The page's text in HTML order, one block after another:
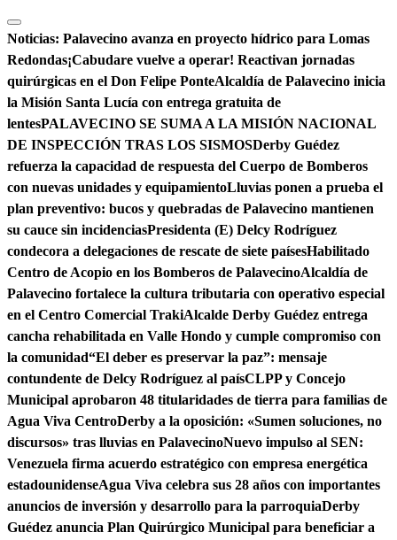
Saltar
al
contenido
Noticias: Palavecino avanza en proyecto hídrico para Lomas
Redondas¡Cabudare vuelve a operar! Reactivan jornadas
quirúrgicas en el Don Felipe PonteAlcaldía de Palavecino inicia
la Misión Santa Lucía con entrega gratuita de
lentesPALAVECINO SE SUMA A LA MISIÓN NACIONAL
DE INSPECCIÓN TRAS LOS SISMOSDerby Guédez
refuerza la capacidad de respuesta del Cuerpo de Bomberos
con nuevas unidades y equipamientoLluvias ponen a prueba el
plan preventivo: bucos y quebradas de Palavecino mantienen
su cauce sin incidenciasPresidenta (E) Delcy Rodríguez
condecora a delegaciones de rescate de siete paísesHabilitado
Centro de Acopio en los Bomberos de PalavecinoAlcaldía de
Palavecino fortalece la cultura tributaria con operativo especial
en el Centro Comercial TrakiAlcalde Derby Guédez entrega
cancha rehabilitada en Valle Hondo y cumple compromiso con
la comunidad“El deber es preservar la paz”: mensaje
contundente de Delcy Rodríguez al paísCLPP y Concejo
Municipal aprobaron 48 titularidades de tierra para familias de
Agua Viva CentroDerby a la oposición: «Sumen soluciones, no
discursos» tras lluvias en PalavecinoNuevo impulso al SEN:
Venezuela firma acuerdo estratégico con empresa energética
estadounidenseAgua Viva celebra sus 28 años con importantes
anuncios de inversión y desarrollo para la parroquiaDerby
Guédez anuncia Plan Quirúrgico Municipal para beneficiar a